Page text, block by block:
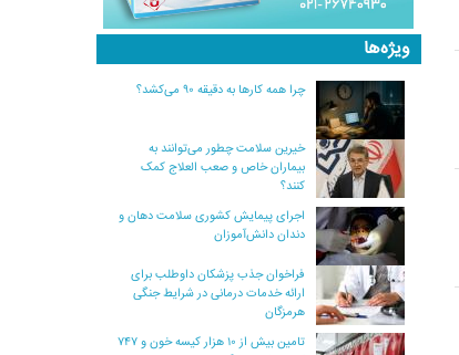
ویژه‌ها
چرا همه کارها به دقیقه ۹۰ می‌کشد؟
خیرین سلامت چطور می‌توانند به
بیماران خاص و صعب العلاج کمک
کنند؟
اجرای پیمایش کشوری سلامت دهان و
دندان دانش‌آموزان
فراخوان جذب پزشکان داوطلب برای
ارائه خدمات درمانی در شرایط جنگی
هرمزگان
تامین بیش از ۱۰ هزار کیسه خون و ۷۴۷